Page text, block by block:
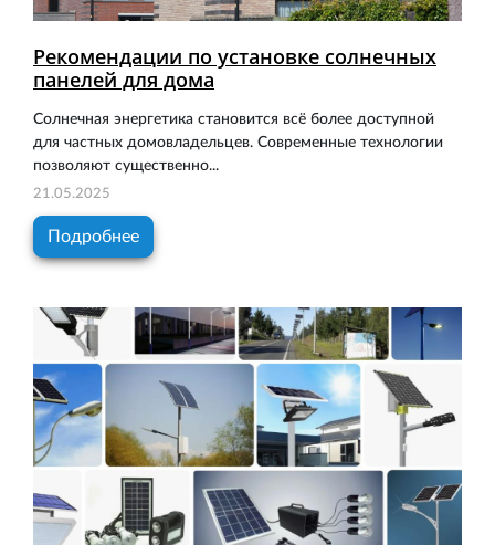
Рекомендации по установке солнечных
панелей для дома
Солнечная энергетика становится всё более доступной
для частных домовладельцев. Современные технологии
позволяют существенно...
21.05.2025
Подробнее